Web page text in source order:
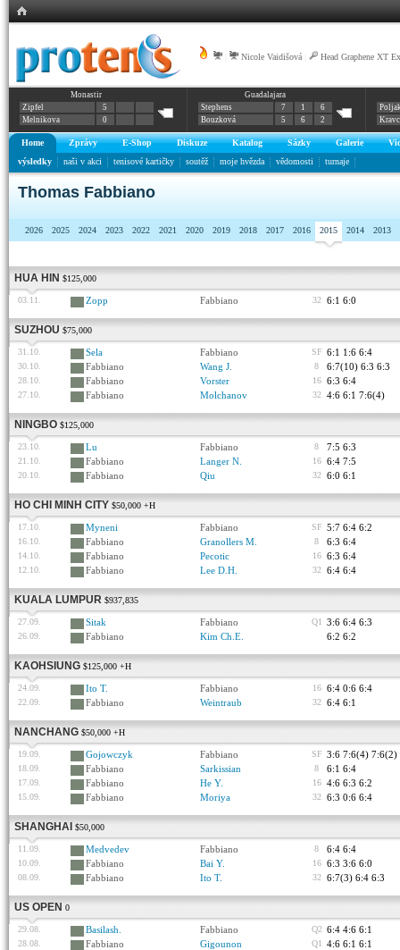
Nicole Vaidišová Head Graphene XT
Monastir
Zipfel
5
Melnikova
0
Guadalajara
Stephens
7 1
6
Bouzková
5 6 2
Home Zprávy E-Shop Diskuze Katalog Sázky Galerie
výsledky
naši v akci tenisové kartičky soutěž moje hvězda vědomosti turnaje
Thomas Fabbiano
2026 2025 2024 2023 2022 2021 2020 2019 2018 2017 2016 2015 2014 2013
HUA HIN $125,000
03.11. Zopp Fabbiano 32 6:1 6:0
SUZHOU $75,000
31.10. Sela Fabbiano SF 6:1 1:6 6:4
30.10. Fabbiano Wang J. 8 6:7(10) 6:3 6:3
28.10. Fabbiano Vorster 16 6:3 6:4
27.10. Fabbiano Molchanov 32 4:6 6:1 7:6(4)
NINGBO $125,000
23.10. Lu Fabbiano 8 7:5 6:3
21.10. Fabbiano Langer N. 16 6:4 7:5
20.10. Fabbiano Qiu 32 6:0 6:1
HO CHI MINH CITY $50,000 +H
17.10. Myneni Fabbiano SF 5:7 6:4 6:2
16.10. Fabbiano Granollers M. 8 6:3 6:4
14.10. Fabbiano Pecotic 16 6:3 6:4
12.10. Fabbiano Lee D.H. 32 6:4 6:4
KUALA LUMPUR $937,835
27.09. Sitak Fabbiano Q1 3:6 6:4 6:3
26.09. Fabbiano Kim Ch.E. 6:2 6:2
KAOHSIUNG $125,000 +H
24.09. Ito T. Fabbiano 16 6:4 0:6 6:4
22.09. Fabbiano Weintraub 32 6:4 6:1
NANCHANG $50,000 +H
19.09. Gojowczyk Fabbiano SF 3:6 7:6(4) 7:6(2)
18.09. Fabbiano Sarkissian 8 6:1 6:4
17.09. Fabbiano He Y. 16 4:6 6:3 6:2
15.09. Fabbiano Moriya 32 6:3 0:6 6:4
SHANGHAI $50,000
11.09. Medvedev Fabbiano 8 6:4 6:4
10.09. Fabbiano Bai Y. 16 6:3 3:6 6:0
08.09. Fabbiano Ito T. 32 6:7(3) 6:4 6:3
US OPEN 0
29.08. Basilash. Fabbiano Q2 6:4 4:6 6:1
28.08. Fabbiano Gigounon Q1 4:6 6:1 6:1